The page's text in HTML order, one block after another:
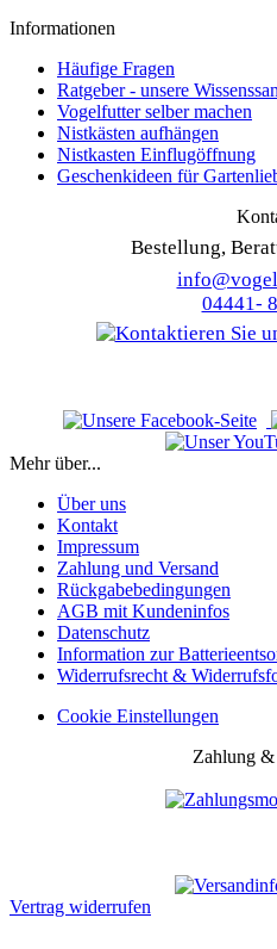
Informationen
Häufige Fragen
Ratgeber - unsere
Vogelfutter selber machen
Nistkästen aufhängen
Nistkasten Einflugöffnung
Geschenkideen für
Bestellung,
04441-
Mehr über...
Über uns
Kontakt
Impressum
Zahlung und Versand
Rückgabebedingungen
AGB mit Kundeninfos
Datenschutz
Information zur
Widerrufsrecht &
Cookie Einstellungen
Zahlung &
Vertrag widerrufen